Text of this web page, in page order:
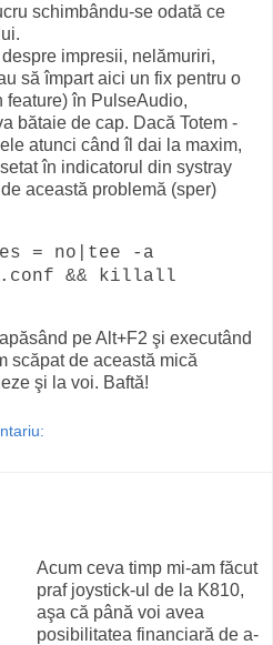
schimbându-se odată ce
impresii, nelămuriri,
să împart aici un fix pentru o
feature) în PulseAudio,
bătaie de cap. Dacă Totem -
atunci când îl dai la maxim,
în indicatorul din systray
această problemă (sper)
= no|tee -a
&& killall
pe Alt+F2 şi executând
scăpat de această mică
şi la voi. Baftă!
Acum ceva timp mi-am făcut
praf joystick-ul de la K810,
aşa că până voi avea
posibilitatea financiară de a-